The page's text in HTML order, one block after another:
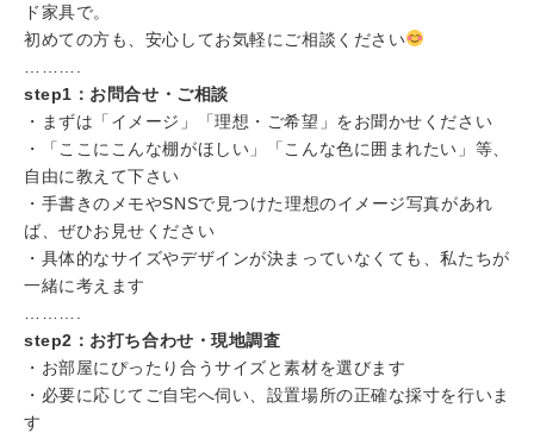
ド家具で。
初めての方も、安心してお気軽にご相談ください
step1：お問合せ・ご相談
・まずは「イメージ」「理想・ご希望」をお聞かせください
・「ここにこんな棚がほしい」「こんな色に囲まれたい」等、
自由に教えて下さい
・手書きのメモやSNSで見つけた理想のイメージ写真があれ
ば、ぜひお見せください
・具体的なサイズやデザインが決まっていなくても、私たちが
一緒に考えます
step2：お打ち合わせ・現地調査
・お部屋にぴったり合うサイズと素材を選びます
・必要に応じてご自宅へ伺い、設置場所の正確な採寸を行いま
す